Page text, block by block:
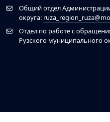
Общий отдел
округа:
Отдел по работе с
Рузского муниципального